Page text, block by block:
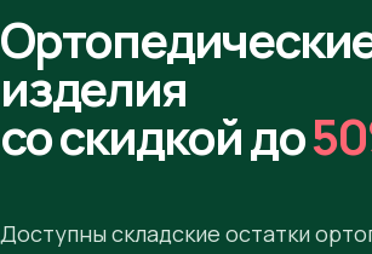
изделия
со скидкой до
Доступны складские остатки